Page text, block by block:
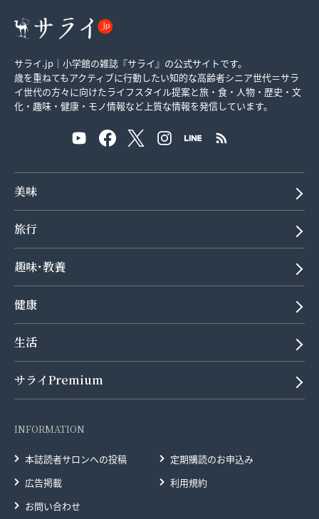
サライ.jp｜小学館の雑誌『サライ』の公式サイトです。
歳を重ねてもアクティブに行動したい知的な高齢者シニア世代＝サラ
イ世代の方々に向けたライフスタイル提案と旅・食・人物・歴史・文
化・趣味・健康・モノ情報など上質な情報を発信しています。
美味
旅行
趣味･教養
健康
生活
サライPremium
INFORMATION
本誌読者サロンへの投稿
定期購読のお申込み
広告掲載
利用規約
お問い合わせ